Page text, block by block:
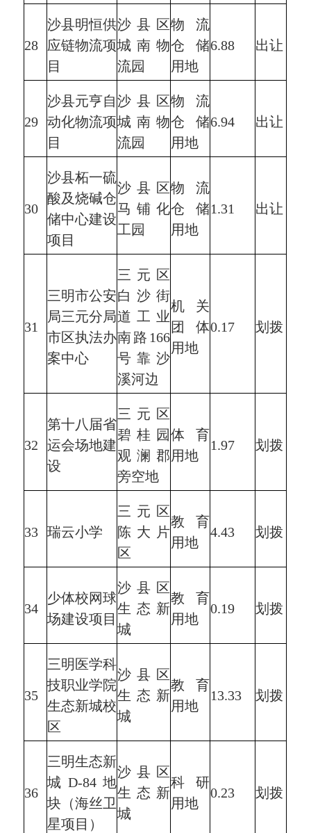
28
沙县明恒供
应链物流项
目
沙县区
城南物
流园
物流
仓储
用地
6.88 出让
29
沙县元亨自
动化物流项
目
沙县区
城南物
流园
物流
仓储
用地
6.94 出让
30
沙县柘一硫
酸及烧碱仓
储中心建设
项目
沙县区
马铺化
工园
物流
仓储
用地
1.31 出让
31
三明市公安
局三元分局
市区执法办
案中心
三元区
白沙街
道工业
南路166
号靠沙
溪河边
机关
团体
用地
0.17 划拨
32
第十八届省
运会场地建
设
三元区
碧桂园
观澜郡
旁空地
体育
用地
1.97 划拨
33 瑞云小学
三元区
陈大片
区
教育
用地
4.43 划拨
34
少体校网球
场建设项目
沙县区
生态新
城
教育
用地
0.19 划拨
35
三明医学科
技职业学院
生态新城校
区
沙县区
生态新
城
教育
用地
13.33 划拨
36
三明生态新
城D-84地
块（海丝卫
星项目）
沙县区
生态新
城
科研
用地
0.23 划拨